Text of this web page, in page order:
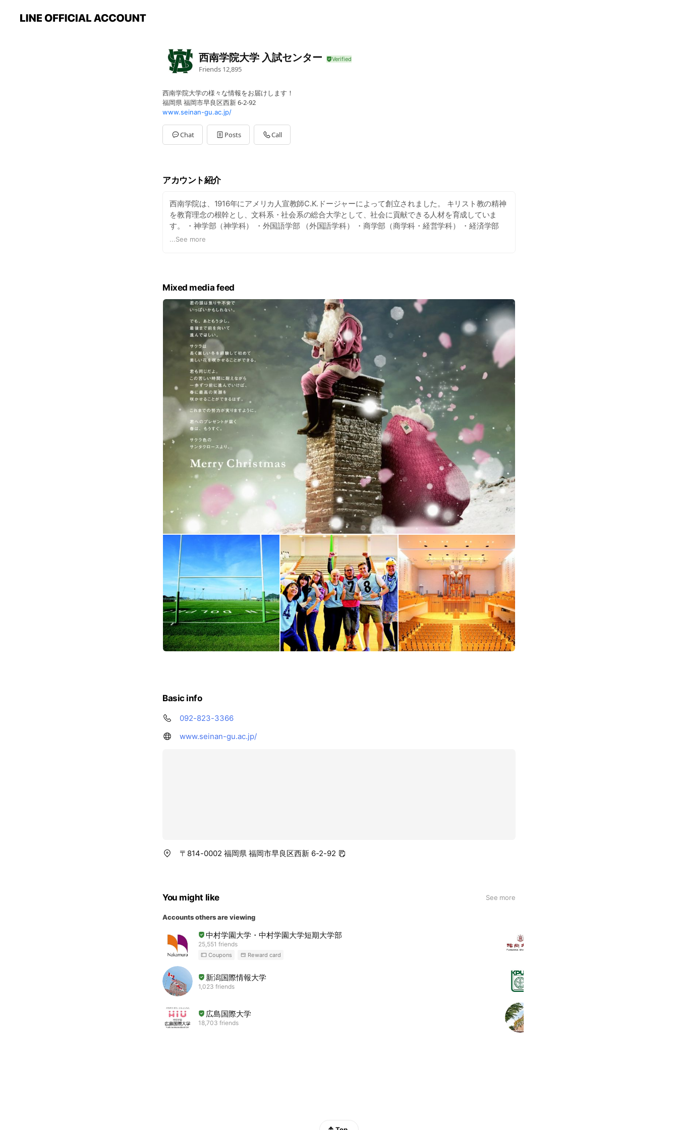
西南学院大学 入試センター
Friends 12,895
西南学院大学の様々な情報をお届けします！
福岡県 福岡市早良区西新 6-2-92
www.seinan-gu.ac.jp/
Chat Posts Call
アカウント紹介
西南学院は、1916年にアメリカ人宣教師C.K.ドージャーによって創立されました。 キリスト教の精神
を教育理念の根幹とし、文科系・社会系の総合大学として、社会に貢献できる人材を育成していま
す。 ・神学部（神学科） ・外国語学部 （外国語学科） ・商学部（商学科・経営学科） ・経済学部
（経済学科・国際経済学科） ・法学部（法律学科・国際関係法学科） ・人間科学部（児童教育学科・
...See more
Mixed media feed
Basic info
092-823-3366
www.seinan-gu.ac.jp/
〒814-0002 福岡県 福岡市早良区西新 6-2-92
You might like See more
Accounts others are viewing
中村学園大学・中村学園大学短期大学部
25,551 friends
Coupons Reward card
新潟国際情報大学
1,023 friends
広島国際大学
18,703 friends